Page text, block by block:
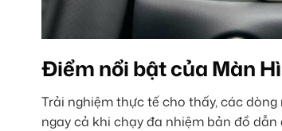
Điểm nổi bật của Màn
Trải nghiệm thực tế cho thấy, các
ngay cả khi chạy đa nhiệm bản đồ